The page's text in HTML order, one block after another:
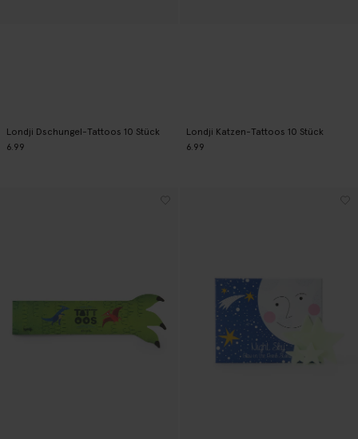
Londji Dschungel-Tattoos 10 Stück
6.99
Londji Katzen-Tattoos 10 Stück
6.99